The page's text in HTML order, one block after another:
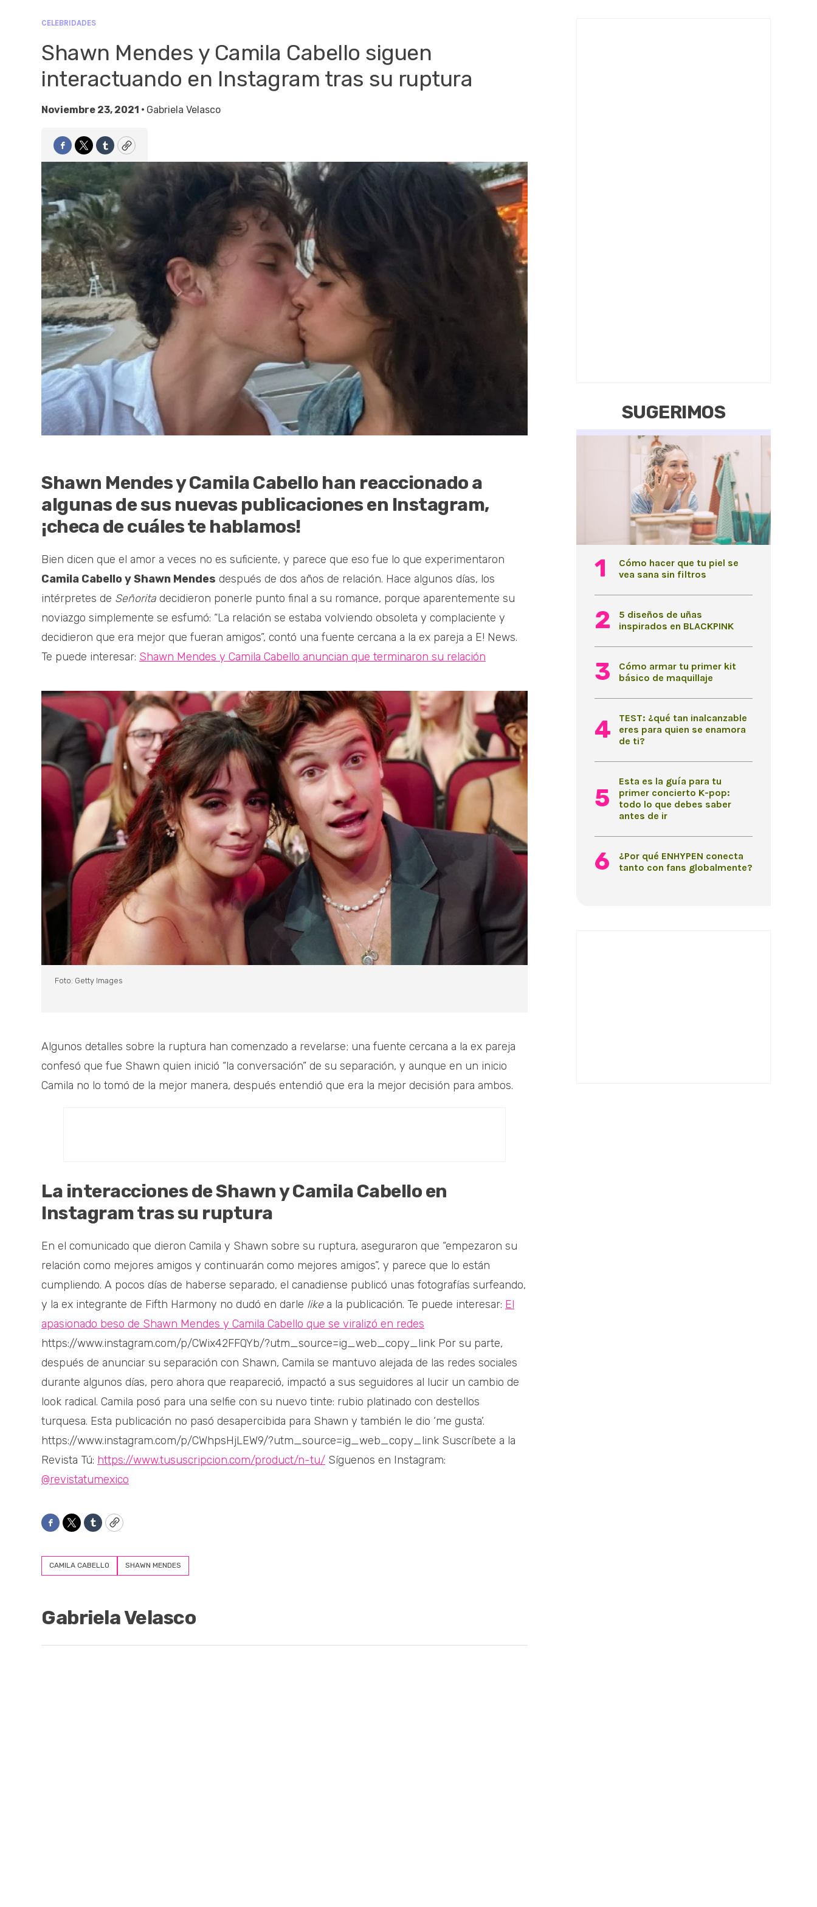
CELEBRIDADES
Shawn Mendes y Camila Cabello siguen
interactuando en Instagram tras su ruptura
Noviembre 23, 2021 • Gabriela Velasco
Facebook
TwitterTumblrCopy
Shawn Mendes y Camila Cabello han reaccionado a
algunas de sus nuevas publicaciones en Instagram,
¡checa de cuáles te hablamos!
Bien dicen que el amor a veces no es suficiente, y parece que eso fue lo que experimentaron
Camila Cabello y Shawn Mendes después de dos años de relación. Hace algunos días, los
intérpretes de Señorita decidieron ponerle punto final a su romance, porque aparentemente su
noviazgo simplemente se esfumó: “La relación se estaba volviendo obsoleta y complaciente y
decidieron que era mejor que fueran amigos”, contó una fuente cercana a la ex pareja a E! News.
Te puede interesar: Shawn Mendes y Camila Cabello anuncian que terminaron su relación
Foto: Getty Images
Algunos detalles sobre la ruptura han comenzado a revelarse; una fuente cercana a la ex pareja
confesó que fue Shawn quien inició “la conversación” de su separación, y aunque en un inicio
Camila no lo tomó de la mejor manera, después entendió que era la mejor decisión para ambos.
La interacciones de Shawn y Camila Cabello en
Instagram tras su ruptura
En el comunicado que dieron Camila y Shawn sobre su ruptura, aseguraron que “empezaron su
relación como mejores amigos y continuarán como mejores amigos”, y parece que lo están
cumpliendo. A pocos días de haberse separado, el canadiense publicó unas fotografías surfeando,
y la ex integrante de Fifth Harmony no dudó en darle likea la publicación. Te puede interesar: El
apasionado beso de Shawn Mendes y Camila Cabello que se viralizó en redes
https://www.instagram.com/p/CWix42FFQYb/?utm_source=ig_web_copy_link Por su parte,
después de anunciar su separación con Shawn, Camila se mantuvo alejada de las redes sociales
durante algunos días, pero ahora que reapareció, impactó a sus seguidores al lucir un cambio de
look radical. Camila posó para una selfie con su nuevo tinte: rubio platinado con destellos
turquesa. Esta publicación no pasó desapercibida para Shawn y también le dio ‘me gusta’.
https://www.instagram.com/p/CWhpsHjLEW9/?utm_source=ig_web_copy_link Suscríbete a la
Revista Tú: https://www.tususcripcion.com/product/n-tu/ Síguenos en Instagram:
@revistatumexico
Facebook
TwitterTumblrCopy
CAMILA CABELLO SHAWN MENDES
Gabriela Velasco
SUGERIMOS
Cómo hacer que tu piel se
vea sana sin filtros
5 diseños de uñas
inspirados en BLACKPINK
Cómo armar tu primer kit
básico de maquillaje
TEST: ¿qué tan inalcanzable
eres para quien se enamora
de ti?
Esta es la guía para tu
primer concierto K-pop:
todo lo que debes saber
antes de ir
¿Por qué ENHYPEN conecta
tanto con fans globalmente?